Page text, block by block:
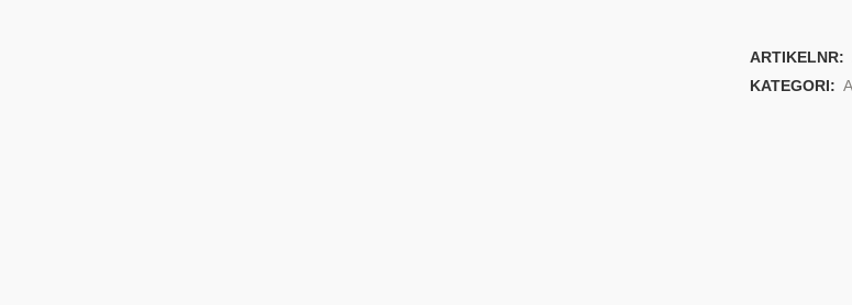
ARTIKELNR:
KATEGORI: